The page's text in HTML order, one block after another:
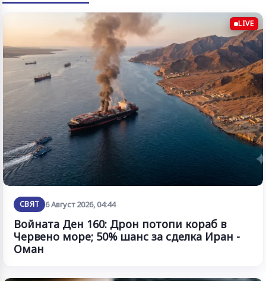
LIVE
СВЯТ 6 Август 2026, 04:44
Войната Ден 160: Дрон потопи кораб в
Червено море; 50% шанс за сделка Иран -
Оман